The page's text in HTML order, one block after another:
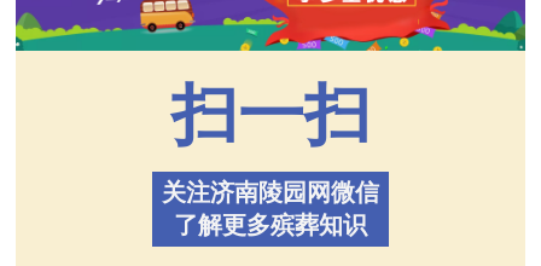
扫一扫
关注济南陵园网微信
了解更多殡葬知识